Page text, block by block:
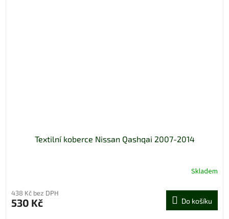
Textilní koberce Nissan Qashqai 2007-2014
Skladem
438 Kč bez DPH
530 Kč Do košíku